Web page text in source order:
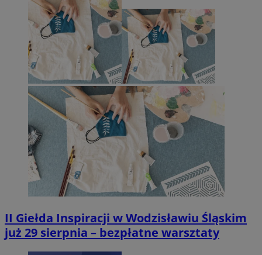
II Giełda Inspiracji w Wodzisławiu Śląskim
już 29 sierpnia – bezpłatne warsztaty